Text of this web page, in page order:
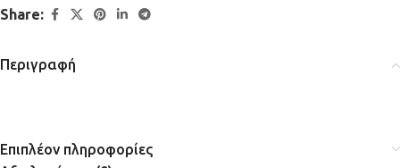
Share:
Περιγραφή
Επιπλέον πληροφορίες